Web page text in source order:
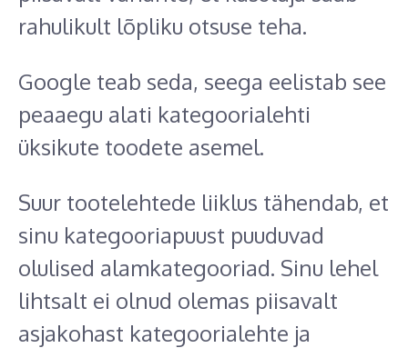
rahulikult lõpliku otsuse teha.
Google teab seda, seega eelistab see
peaaegu alati kategoorialehti
üksikute toodete asemel.
Suur tootelehtede liiklus tähendab, et
sinu kategooriapuust puuduvad
olulised alamkategooriad. Sinu lehel
lihtsalt ei olnud olemas piisavalt
asjakohast kategoorialehte ja